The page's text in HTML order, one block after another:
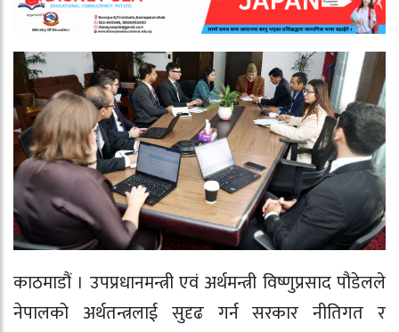
काठमाडौं । उपप्रधानमन्त्री एवं अर्थमन्त्री विष्णुप्रसाद पौडेलले
नेपालको अर्थतन्त्रलाई सुदृढ गर्न सरकार नीतिगत र